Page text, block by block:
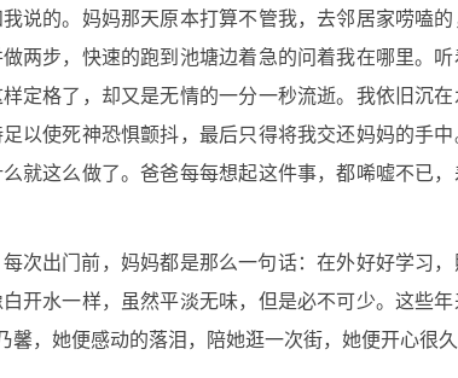
说的。妈妈那天原本打算不管我，去邻居家唠嗑
两步，快速的跑到池塘边着急的问着我在哪里。
定格了，却又是无情的一分一秒流逝。我依旧沉在
以使死神恐惧颤抖，最后只得将我交还妈妈的手
就这么做了。爸爸每每想起这件事，都唏嘘不已
次出门前，妈妈都是那么一句话：在外好好学习，
开水一样，虽然平淡无味，但是必不可少。这些
，她便感动的落泪，陪她逛一次街，她便开心很久